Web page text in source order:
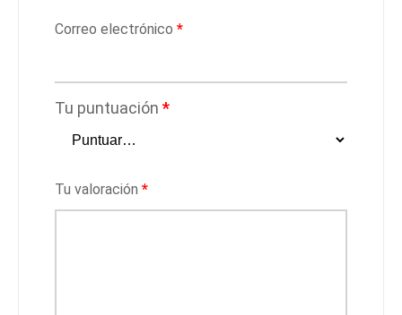
Correo electrónico *
Tu puntuación *
Tu valoración *